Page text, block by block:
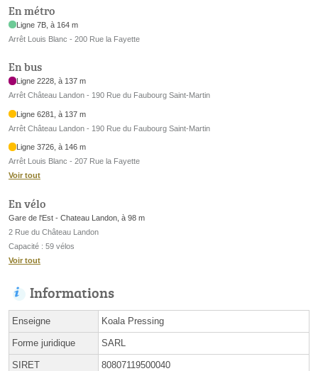
En métro
Ligne 7B, à 164 m
Arrêt Louis Blanc - 200 Rue la Fayette
En bus
Ligne 2228, à 137 m
Arrêt Château Landon - 190 Rue du Faubourg Saint-Martin
Ligne 6281, à 137 m
Arrêt Château Landon - 190 Rue du Faubourg Saint-Martin
Ligne 3726, à 146 m
Arrêt Louis Blanc - 207 Rue la Fayette
Voir tout
En vélo
Gare de l'Est - Chateau Landon, à 98 m
2 Rue du Château Landon
Capacité : 59 vélos
Voir tout
Informations
Enseigne Koala Pressing
Forme juridique SARL
SIRET 80807119500040